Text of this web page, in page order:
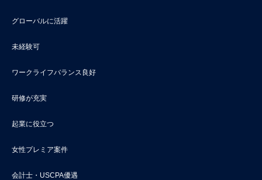
グローバルに活躍
未経験可
ワークライフバランス良好
研修が充実
起業に役立つ
女性プレミア案件
会計士・USCPA優遇